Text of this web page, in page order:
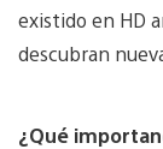
existido en HD
descubran
¿Qué